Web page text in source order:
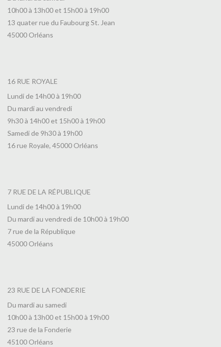
10h00 à 13h00 et 15h00 à 19h00
13 quater rue du Faubourg St. Jean
45000 Orléans
16 RUE ROYALE
Lundi de 14h00 à 19h00
Du mardi au vendredi
9h30 à 14h00 et 15h00 à 19h00
Samedi de 9h30 à 19h00
16 rue Royale, 45000 Orléans
7 RUE DE LA RÉPUBLIQUE
Lundi de 14h00 à 19h00
Du mardi au vendredi de 10h00 à 19h00
7 rue de la République
45000 Orléans
23 RUE DE LA FONDERIE
Du mardi au samedi
10h00 à 13h00 et 15h00 à 19h00
23 rue de la Fonderie
45100 Orléans